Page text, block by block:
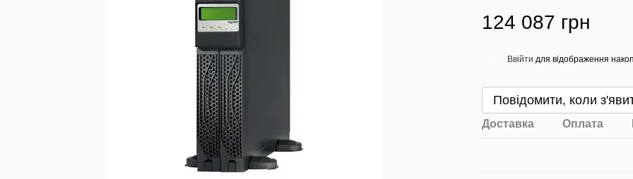
124 087 грн
Ввійти для відображення
Повідомити, коли
Доставка Оплата